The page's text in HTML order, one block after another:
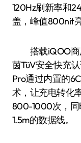
120Hz刷新率和
盖，峰值800nit
搭载iQOO商
茵TüV安全快充
Pro通过内置的
术，让充电转化
800-1000次，
1.5m的数据线。